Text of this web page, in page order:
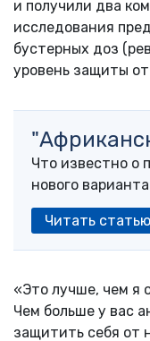
и получили два
исследования
бустерных доз
уровень защиты
Что известно о
нового
Читать статью
«Это лучше, чем я
Чем больше у вас
защитить себя от